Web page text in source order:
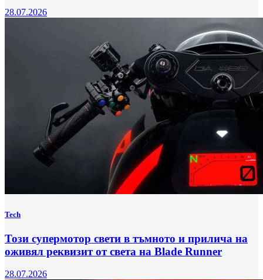
28.07.2026
Tech
Този супермотор свети в тъмното и прилича на
оживял реквизит от света на Blade Runner
28.07.2026